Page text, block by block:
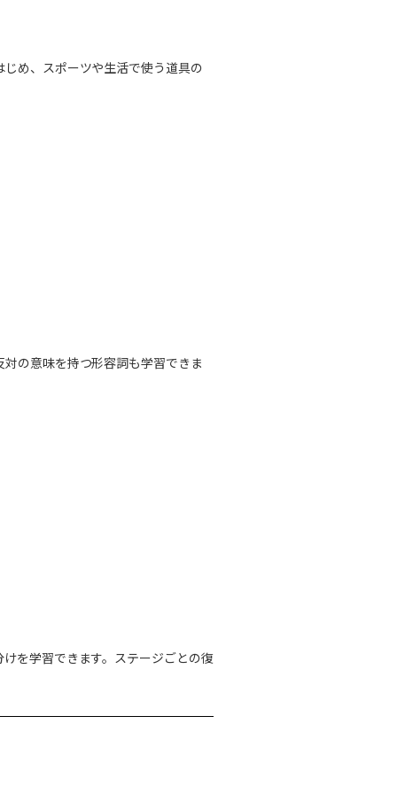
め、スポーツや生活で使う道具の
の意味を持つ形容詞も学習できま
を学習できます。ステージごとの復